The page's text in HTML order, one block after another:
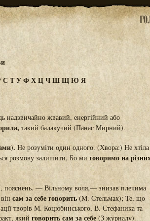
С ТУФХЦЧШЩЮ Я
надзвичайно жвавий, енергійний або
такий балакучий (Панас Мирний).
Не розуміти один одного. (Хвора:) Не хтіла
розмову залишити, Бо ми говоримо на
пояснень. — Вільному воля,— знизав плечима
сам за себе говорить (М. Стельмах); Те, що
творів М. Коцюбинського, В. Стефаника та
який говорить сам за себе (З журналу).